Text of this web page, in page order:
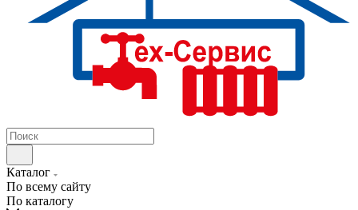
Каталог
По всему сайту
По каталогу